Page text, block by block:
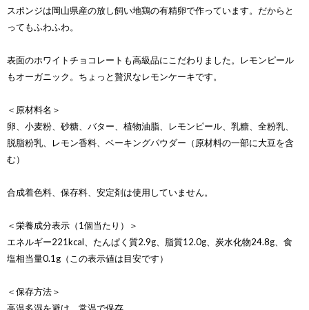
スポンジは岡山県産の放し飼い地鶏の有精卵で作っています。だからと
ってもふわふわ。
表面のホワイトチョコレートも高級品にこだわりました。レモンピール
もオーガニック。ちょっと贅沢なレモンケーキです。
＜原材料名＞
卵、小麦粉、砂糖、バター、植物油脂、レモンピール、乳糖、全粉乳、
脱脂粉乳、レモン香料、ベーキングパウダー（原材料の一部に大豆を含
む）
合成着色料、保存料、安定剤は使用していません。
＜栄養成分表示（1個当たり）＞
エネルギー221kcal、たんぱく質2.9g、脂質12.0g、炭水化物24.8g、食
塩相当量0.1g（この表示値は目安です）
＜保存方法＞